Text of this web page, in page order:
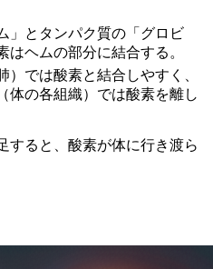
」とタンパク質の「グロビ
はヘムの部分に結合する。
）では酸素と結合しやすく、
体の各組織）では酸素を離し
すると、酸素が体に行き渡ら